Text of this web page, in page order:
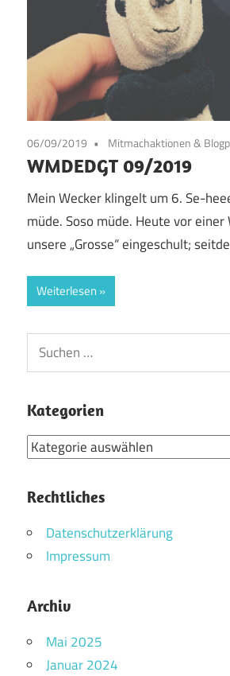
06/09/2019 Mitmachaktionen &
WMDEDGT 09/2019
Mein Wecker klingelt um 6. Se-
müde. Soso müde. Heute vor einer
unsere „Grosse“ eingeschult;
Weiterlesen
Suchen
nach:
Kategorien
Kategorien
Rechtliches
Datenschutzerklärung
Impressum
Archiv
Mai 2025
Januar 2024